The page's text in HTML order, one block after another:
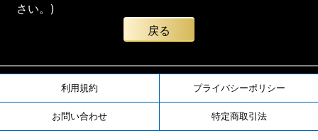
さい。)
戻る
利用規約 プライバシーポリシー
お問い合わせ 特定商取引法